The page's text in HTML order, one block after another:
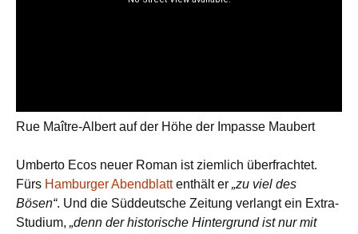
Rue Maître-Albert auf der Höhe der Impasse Maubert
Umberto Ecos neuer Roman ist ziemlich überfrachtet.
Fürs Hamburger Abendblattenthält er „zu viel des
Bösen“. Und die Süddeutsche Zeitung verlangt ein Extra-
Studium, „denn der historische Hintergrund ist nur mit